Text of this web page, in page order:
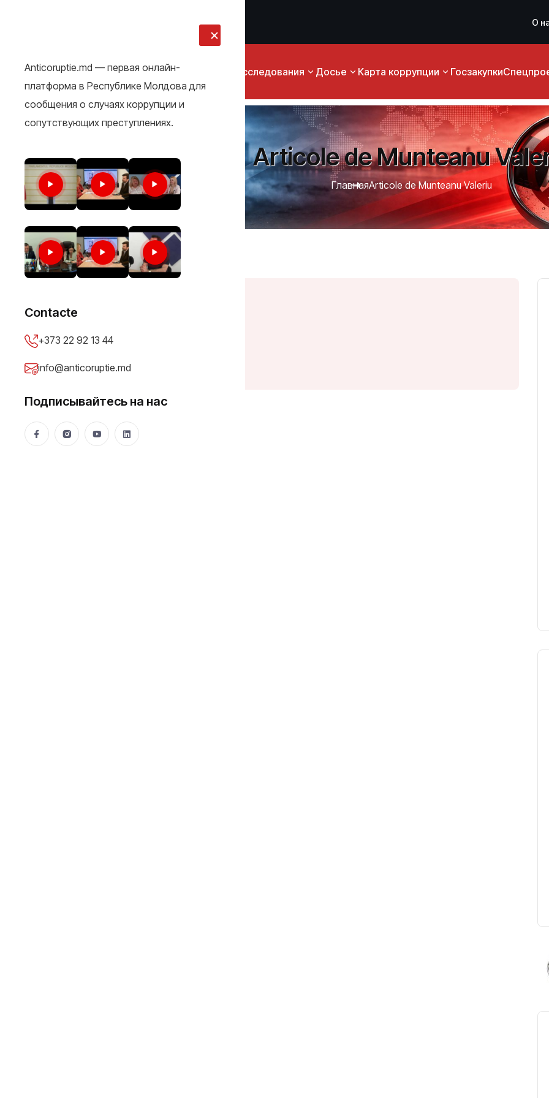
О
Расследования Досье Карта коррупции Госзакупки
Anticoruptie.md — первая онлайн-
платформа в Республике Молдова для
сообщения о случаях коррупции и
сопутствующих преступлениях.
Contacte
+373 22 92 13 44
info@anticoruptie.md
Подписывайтесь на нас
Articole de Munteanu
ГлавнаяArticole de Munteanu Valeriu